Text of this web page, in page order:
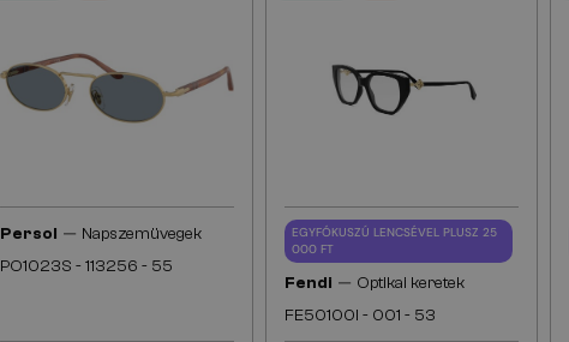
Persol — Napszemüvegek
PO1023S - 113256 - 55
EGYFÓKUSZÚ LENCSÉVEL PLUSZ 25
000 FT
Fendi — Optikai keretek
FE50100I - 001 - 53